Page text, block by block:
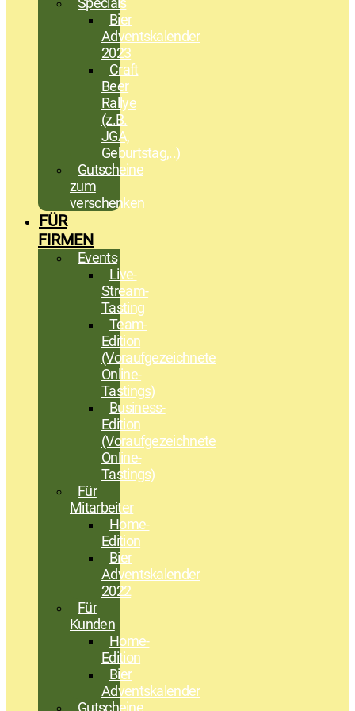
Bier
Adventskalender
2023
Craft
Beer
Rallye
(z.B.
JGA,
Geburtstag,..)
Gutscheine
zum
verschenken
FÜR
FIRMEN
Events
Live-
Stream-
Tasting
Team-
Edition
(Voraufgezeichnete
Online-
Tastings)
Business-
Edition
(Voraufgezeichnete
Online-
Tastings)
Für
Mitarbeiter
Home-
Edition
Bier
Adventskalender
2022
Für
Kunden
Home-
Edition
Bier
Adventskalender
Gutscheine